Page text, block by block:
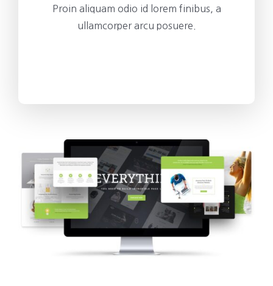
Proin aliquam odio id lorem finibus, a
ullamcorper arcu posuere.